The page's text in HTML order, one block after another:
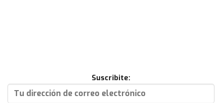
Suscribite: